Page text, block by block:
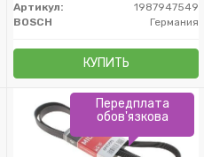
Артикул:
1987947549
BOSCH
Германия
КУПИТЬ
Передплата
обов'язкова